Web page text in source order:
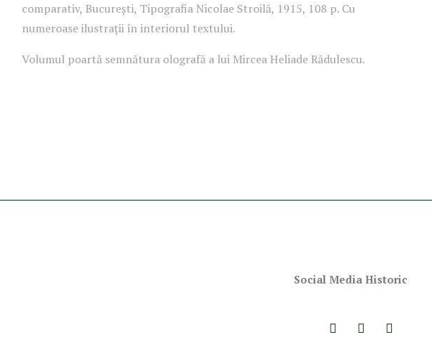
comparativ, București, Tipografia Nicolae Stroilă, 1915, 108 p. Cu
numeroase ilustrații în interiorul textului.
Volumul poartă semnătura olografă a lui Mircea Heliade Rădulescu.
Social Media Historic